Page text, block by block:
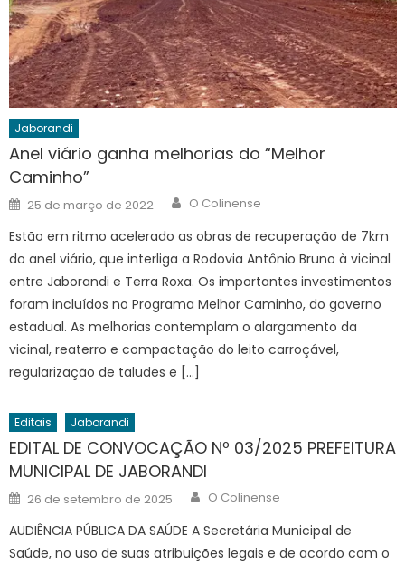
Jaborandi
Anel viário ganha melhorias do “Melhor
Caminho”
Posted
on
25 de março de 2022 Author
O Colinense
Estão em ritmo acelerado as obras de recuperação de 7km
do anel viário, que interliga a Rodovia Antônio Bruno à vicinal
entre Jaborandi e Terra Roxa. Os importantes investimentos
foram incluídos no Programa Melhor Caminho, do governo
estadual. As melhorias contemplam o alargamento da
vicinal, reaterro e compactação do leito carroçável,
regularização de taludes e […]
Editais Jaborandi
EDITAL DE CONVOCAÇÃO Nº 03/2025 PREFEITURA
MUNICIPAL DE JABORANDI
Posted
on
26 de setembro de 2025 Author
O Colinense
AUDIÊNCIA PÚBLICA DA SAÚDE A Secretária Municipal de
Saúde, no uso de suas atribuições legais e de acordo com o